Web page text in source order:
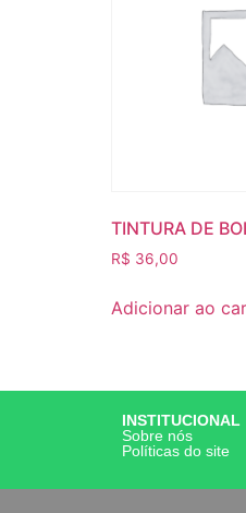
TINTURA DE
R$ 36,00
Adicionar ao
INSTITUCIONAL
Sobre nós
Políticas do site